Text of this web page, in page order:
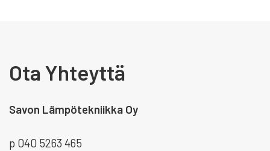
Ota Yhteyttä
Savon Lämpötekniikka Oy
p 040 5263 465